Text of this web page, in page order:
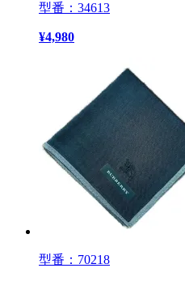
型番：34613
¥4,980
型番：70218